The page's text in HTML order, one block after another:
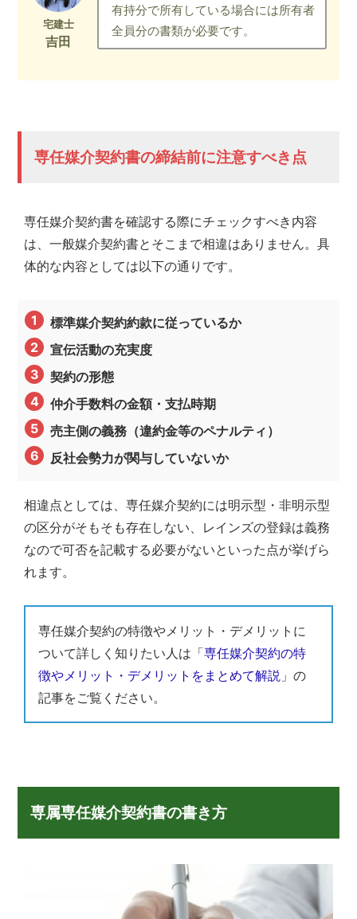
有持分で所有している場合には所有者
全員分の書類が必要です。
専任媒介契約書の締結前に注意すべき点
専任媒介契約書を確認する際にチェックすべき内容
は、一般媒介契約書とそこまで相違はありません。具
体的な内容としては以下の通りです。
標準媒介契約約款に従っているか
宣伝活動の充実度
契約の形態
仲介手数料の金額・支払時期
売主側の義務（違約金等のペナルティ）
反社会勢力が関与していないか
相違点としては、専任媒介契約には明示型・非明示型
の区分がそもそも存在しない、レインズの登録は義務
なので可否を記載する必要がないといった点が挙げら
れます。
専任媒介契約の特徴やメリット・デメリットに
ついて詳しく知りたい人は「専任媒介契約の特
徴やメリット・デメリットをまとめて解説 」の
記事をご覧ください。
専属専任媒介契約書の書き方